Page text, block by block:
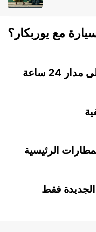
مع يوربكار؟
24 ساعة
الجديدة فقط